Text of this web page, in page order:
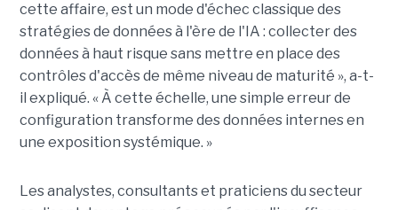
cette affaire, est un mode d'échec classique des
stratégies de données à l'ère de l'IA : collecter des
données à haut risque sans mettre en place des
contrôles d'accès de même niveau de maturité », a-t-
il expliqué. « À cette échelle, une simple erreur de
configuration transforme des données internes en
une exposition systémique. »
Les analystes, consultants et praticiens du secteur